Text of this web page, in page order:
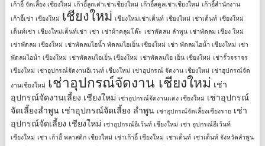
เก้าอี้ จัดเลี้ยง เชียงใหม่ เก้าอี้ลูกเต๋าเช่าเชียงใหม่ เก้าอี้สตูลเช่าเชียงใหม่ เก้าอี้สํานักงาน
เก้าอี้เช่า เชียงใหม่ เชียงใหม่ เชียงใหม่เช่าเต็นท์ เชียงใหม่ เช่าเต็นท์ เชียงใหม่
เต็นท์เช่า เชียงใหม่เต็นท์เช่า เช่า เช่าผ้าคลุมโต๊ะ เช่าพัดลม ลำพูน เช่าพัดลม เชียง ใหม่
เช่าพัดลม เชียงใหม่ เช่าพัดลมไอน้ำ พัดลมไอเย็น เชียงใหม่ เช่า พัดลมไอน้ำ เชียงใหม่ เช่า
พัดลมไอน้ํา เชียงใหม่ เช่าพัดลมไอเย็น เชียงใหม่ เช่าพัดลมไอ เย็น เชียงใหม่ เช่ารั้วจราจร
เชียงใหม่ เช่าอุปกรณ์จัดงานอีเวนท์ เชียงใหม่ เช่าอุปกรณ์ จัดงาน เชียงใหม่ เช่าอุปกรณ์จัด
งานเชียงใหม่ เช่าอุปกรณ์จัดงาน เชียงใหม่ เช่า
อุปกรณ์จัดงานเลี้ยง เชียงใหม่ เช่าอุปกรณ์จัดงานแต่ง เชียงใหม่ เช่าอุปกรณ์
จัดเลี้ยงลําพูน เช่าอุปกรณ์จัดเลี้ยง ลําพูน เช่าอุปกรณ์จัดเลี้ยงเชียงราย เช่า
อุปกรณ์จัดเลี้ยง เชียงใหม่ เช่าอุปกรณ์อีเว้นท์ เชียงใหม่ เช่า อุปกรณ์อีเว้นท์
เชียงใหม่ เช่า เก้าอี้ พลาสติก เชียงใหม่ เช่าเก้าอี้ เชียงใหม่ เช่าเต็นท์ เช่าเต็นท์ จังหวัดลำพูน